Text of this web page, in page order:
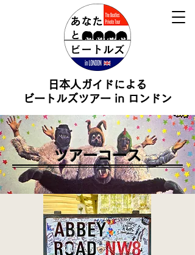
日本人ガイドによる
ビートルズツアー in ロンドン
ツアーコース